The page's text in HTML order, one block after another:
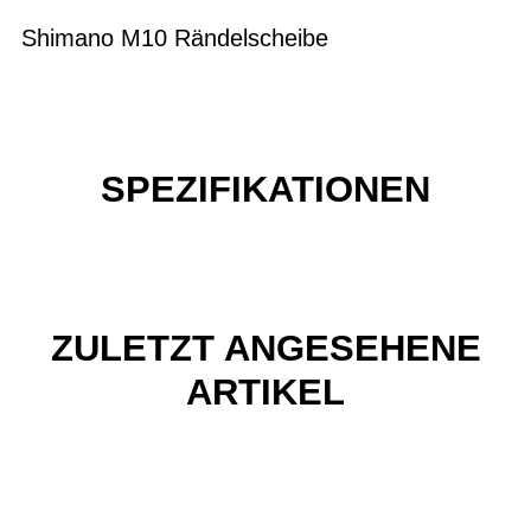
Shimano M10 Rändelscheibe
SPEZIFIKATIONEN
ZULETZT ANGESEHENE
ARTIKEL